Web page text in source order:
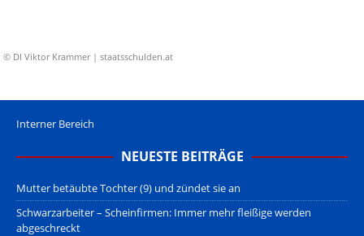
© DI Viktor Krammer | staatsschulden.at
Interner Bereich
NEUESTE BEITRÄGE
Mutter betäubte Tochter (9) und zündet sie an
Schwarzarbeiter – Scheinfirmen: Immer mehr fleißige werden
abgeschreckt